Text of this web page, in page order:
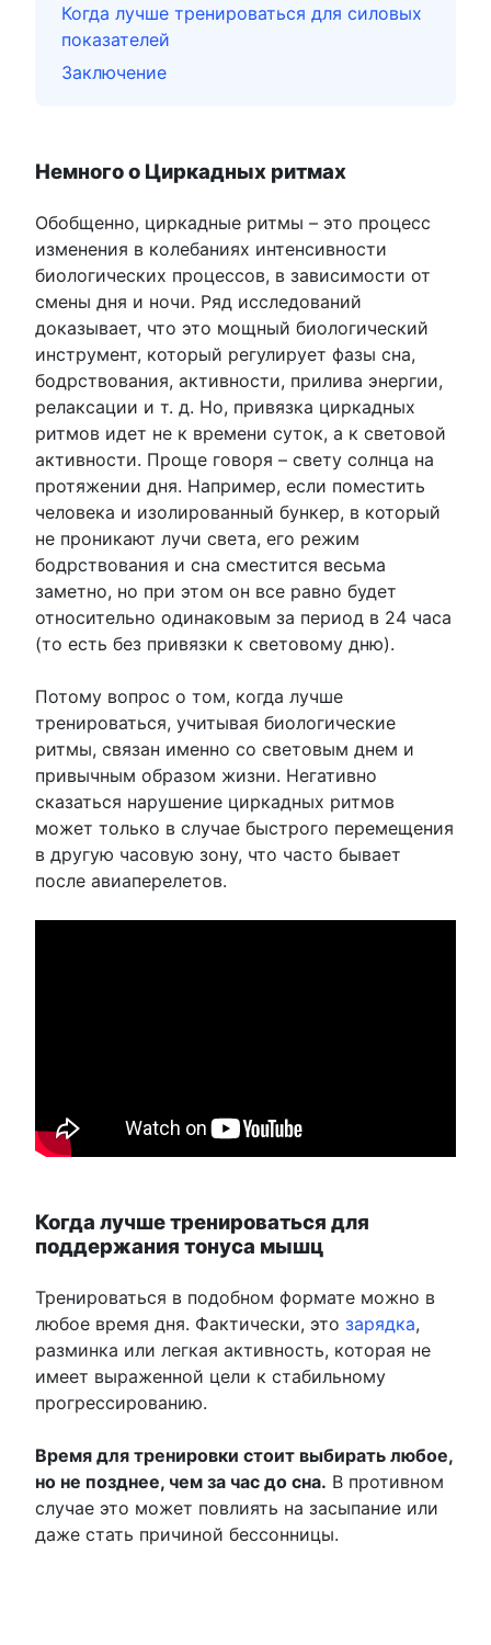
Когда лучше тренироваться для силовых
показателей
Заключение
Немного о Циркадных ритмах
Обобщенно, циркадные ритмы – это процесс
изменения в колебаниях интенсивности
биологических процессов, в зависимости от
смены дня и ночи. Ряд исследований
доказывает, что это мощный биологический
инструмент, который регулирует фазы сна,
бодрствования, активности, прилива энергии,
релаксации и т. д. Но, привязка циркадных
ритмов идет не к времени суток, а к световой
активности. Проще говоря – свету солнца на
протяжении дня. Например, если поместить
человека и изолированный бункер, в который
не проникают лучи света, его режим
бодрствования и сна сместится весьма
заметно, но при этом он все равно будет
относительно одинаковым за период в 24 часа
(то есть без привязки к световому дню).
Потому вопрос о том, когда лучше
тренироваться, учитывая биологические
ритмы, связан именно со световым днем и
привычным образом жизни. Негативно
сказаться нарушение циркадных ритмов
может только в случае быстрого перемещения
в другую часовую зону, что часто бывает
после авиаперелетов.
Когда лучше тренироваться для
поддержания тонуса мышц
Тренироваться в подобном формате можно в
любое время дня. Фактически, это зарядка,
разминка или легкая активность, которая не
имеет выраженной цели к стабильному
прогрессированию.
Время для тренировки стоит выбирать любое,
но не позднее, чем за час до сна. В противном
случае это может повлиять на засыпание или
даже стать причиной бессонницы.